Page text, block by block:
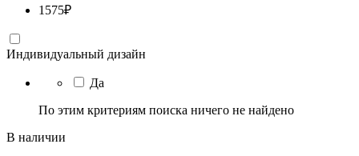
1575₽
Индивидуальный дизайн
Да
По этим критериям поиска ничего не найдено
В наличии